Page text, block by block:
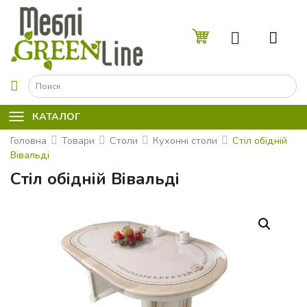
☰
КАТАЛОГ
Головна
Товари Столи Кухонні столи
Стіл обідній
Вівальді
Стіл обідній Вівальді